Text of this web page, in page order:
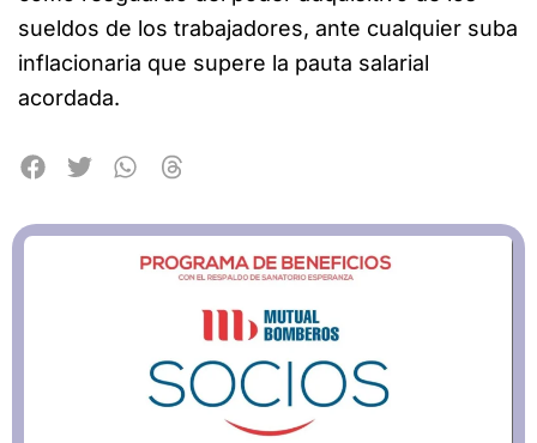
sueldos de los trabajadores, ante cualquier suba
inflacionaria que supere la pauta salarial
acordada.